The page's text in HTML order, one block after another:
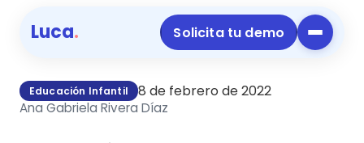
Luca. Solicita tu demo
Educación Infantil 8 de febrero de 2022
Ana Gabriela Rivera Díaz